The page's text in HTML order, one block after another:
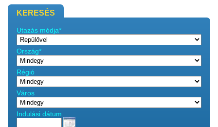
KERESÉS
Utazás módja*
Ország*
Régió
Város
Indulási dátum